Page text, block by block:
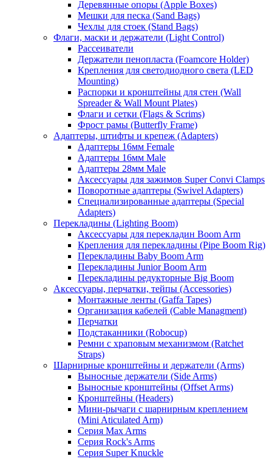
Деревянные опоры (Apple Boxes)
Мешки для песка (Sand Bags)
Чехлы для стоек (Stand Bags)
Флаги, маски и держатели (Light Control)
Рассеиватели
Держатели пенопласта (Foamcore Holder)
Крепления для светодиодного света (LED
Mounting)
Распорки и кронштейны для стен (Wall
Spreader & Wall Mount Plates)
Флаги и сетки (Flags & Scrims)
Фрост рамы (Butterfly Frame)
Адаптеры, штифты и крепеж (Adapters)
Адаптеры 16мм Female
Адаптеры 16мм Male
Адаптеры 28мм Male
Аксессуары для зажимов Super Convi Clamps
Поворотные адаптеры (Swivel Adapters)
Специализированные адаптеры (Special
Adapters)
Перекладины (Lighting Boom)
Аксессуары для перекладин Boom Arm
Крепления для перекладины (Pipe Boom Rig)
Перекладины Baby Boom Arm
Перекладины Junior Boom Arm
Перекладины редукторные Big Boom
Аксессуары, перчатки, тейпы (Accessories)
Монтажные ленты (Gaffa Tapes)
Организация кабелей (Cable Managment)
Перчатки
Подстаканники (Robocup)
Ремни с храповым механизмом (Ratchet
Straps)
Шарнирные кронштейны и держатели (Arms)
Выносные держатели (Side Arms)
Выносные кронштейны (Offset Arms)
Кронштейны (Headers)
Мини-рычаги с шарнирным креплением
(Mini Aticulated Arm)
Серия Max Arms
Серия Rock's Arms
Серия Super Knuckle